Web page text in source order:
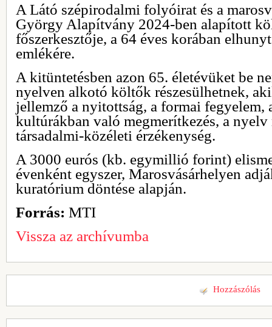
A Látó szépirodalmi folyóirat és a
György Alapítvány 2024-ben alapított
főszerkesztője, a 64 éves korában
emlékére.
A kitüntetésben azon 65. életévüket be
nyelven alkotó költők részesülhetnek,
jellemző a nyitottság, a formai fegyelem,
kultúrákban való megmerítkezés, a nyelv
társadalmi-közéleti érzékenység.
A 3000 eurós (kb. egymillió forint)
évenként egyszer, Marosvásárhelyen
kuratórium döntése alapján.
Forrás: MTI
Vissza az archívumba
Hozzászólás